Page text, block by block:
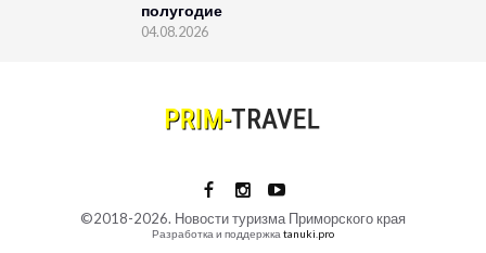
полугодие
04.08.2026
©2018-2026. Новости туризма Приморского края
Разработка и поддержкаtanuki.pro